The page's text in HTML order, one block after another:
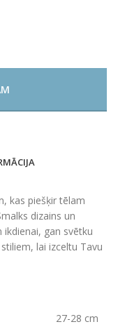
kas piešķir tēlam
dizains un
gan svētku
lai izceltu Tavu
27-28 cm